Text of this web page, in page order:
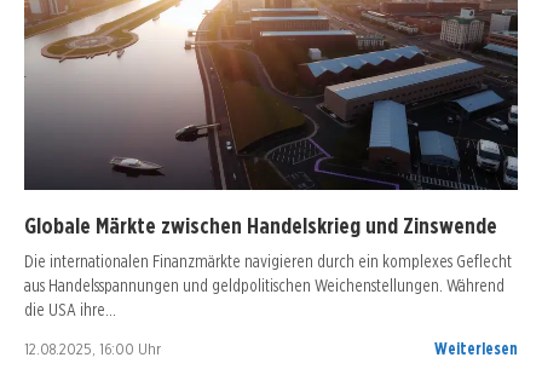
Globale Märkte zwischen Handelskrieg und Zinswende
Die internationalen Finanzmärkte navigieren durch ein komplexes Geflecht
aus Handelsspannungen und geldpolitischen Weichenstellungen. Während
die USA ihre…
12.08.2025, 16:00 Uhr Weiterlesen